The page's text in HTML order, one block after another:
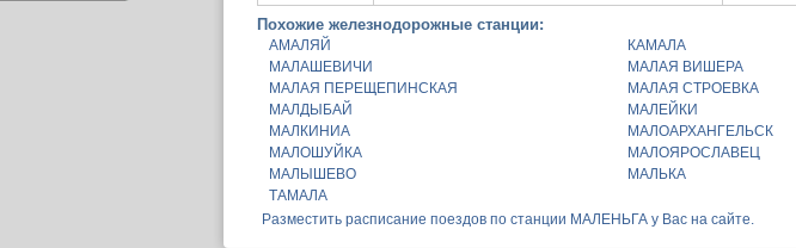
Похожие железнодорожные станции:
АМАЛЯЙ КАМАЛА
МАЛАШЕВИЧИ
МАЛАЯ ВИШЕРА
МАЛАЯ ПЕРЕЩЕПИНСКАЯ
МАЛАЯ СТРОЕВКА
МАЛДЫБАЙ
МАЛЕЙКИ
МАЛКИНИА
МАЛОАРХАНГЕЛЬСК
МАЛОШУЙКА
МАЛОЯРОСЛАВЕЦ
МАЛЫШЕВО
МАЛЬКА
ТАМАЛА
Разместить расписание поездов по станции МАЛЕНЬГА у Вас на сайте.